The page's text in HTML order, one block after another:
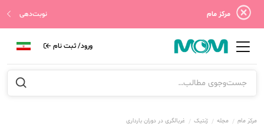
مرکز مام نوبت‌دهی
ورود/ ثبت نام
مرکز مام مجله ژنتیک غربالگری در دوران بارداری